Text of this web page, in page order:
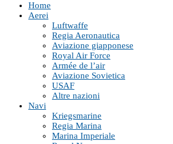
Home
Aerei
Luftwaffe
Regia Aeronautica
Aviazione giapponese
Royal Air Force
Armée de l’air
Aviazione Sovietica
USAF
Altre nazioni
Navi
Kriegsmarine
Regia Marina
Marina Imperiale